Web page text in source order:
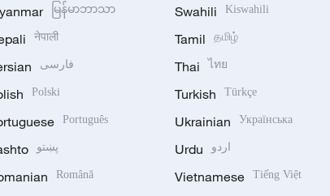
မြန်မာဘာသာ
नेपाली
فارسی
Polski
Português
پښتو
Română
Swahili Kiswahili
Tamil தமிழ்
Thai ไทย
Turkish Türkçe
Ukrainian Українська
Urdu اردو
Vietnamese Tiếng Việt